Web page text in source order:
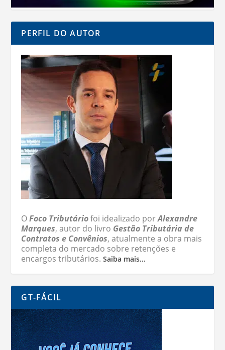
PERFIL DO AUTOR
OFoco Tributáriofoi idealizado porAlexandre
Marques, autor do livro Gestão Tributária de
Contratos e Convênios, atualmente a obra mais
completa do mercado sobre retenções e
encargos tributários.Saiba mais…
GT-FÁCIL